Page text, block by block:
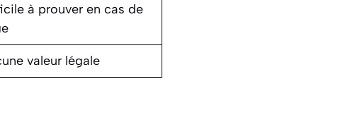
à prouver en cas de
valeur légale